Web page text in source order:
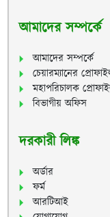
আমাদের সম্পর্কে
আমাদের সম্পর্কে
চেয়ারম্যানের
মহাপরিচালক
বিভাগীয় অফিস
দরকারী লিঙ্ক
অর্ডার
ফর্ম
আরটিআই